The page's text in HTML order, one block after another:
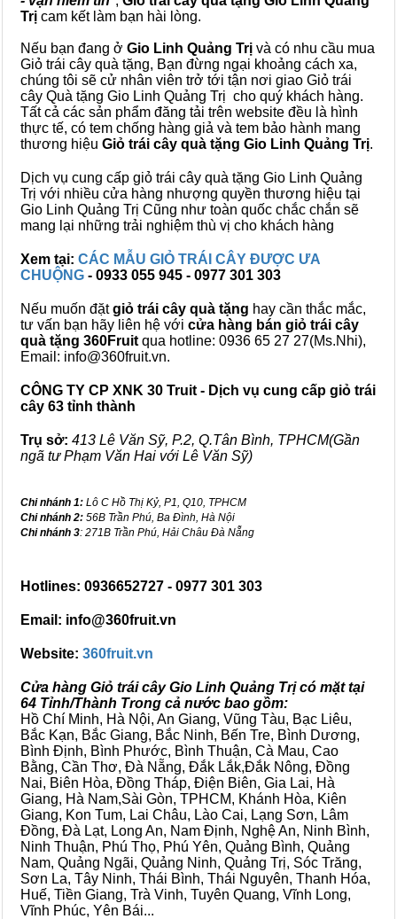
Trị cam kết làm bạn hài lòng.
Nếu bạn đang ở Gio Linh Quảng Trị và có nhu cầu mua
Giỏ trái cây quà tặng, Bạn đừng ngại khoảng cách xa,
chúng tôi sẽ cử nhân viên trở tới tận nơi giao Giỏ trái
cây Quà tặng Gio Linh Quảng Trị cho quý khách hàng.
Tất cả các sản phẩm đăng tải trên website đều là hình
thực tế, có tem chống hàng giả và tem bảo hành mang
thương hiệu Giỏ trái cây quà tặng Gio Linh Quảng Trị.
Dịch vụ cung cấp giỏ trái cây quà tặng Gio Linh Quảng
Trị với nhiều cửa hàng nhượng quyền thương hiệu tại
Gio Linh Quảng Trị Cũng như toàn quốc chắc chắn sẽ
mang lại những trải nghiệm thù vị cho khách hàng
Xem tại: CÁC MẪU GIỎ TRÁI CÂY ĐƯỢC ƯA
CHUỘNG - 0933 055 945 - 0977 301 303
Nếu muốn đặtgiỏ trái cây quà tặng hay cần thắc mắc,
tư vấn bạn hãy liên hệ với cửa hàng bán giỏ trái cây
quà tặng 360Fruit qua hotline: 0936 65 27 27(Ms.Nhi),
Email: info@360fruit.vn.
CÔNG TY CP XNK 30 Truit - Dịch vụ cung cấp giỏ trái
cây 63 tỉnh thành
Trụ sở: 413 Lê Văn Sỹ, P.2, Q.Tân Bình, TPHCM(Gần
ngã tư Phạm Văn Hai với Lê Văn Sỹ)
Chi nhánh 1: Lô C Hồ Thị Kỷ, P1, Q10, TPHCM
Chi nhánh 2: 56B Trần Phú, Ba Đình, Hà Nội
Chi nhánh 3: 271B Trần Phú, Hải Châu Đà Nẵng
Hotlines: 0936652727 - 0977 301 303
Email: info@360fruit.vn
Website: 360fruit.vn
Cửa hàng Giỏ trái cây Gio Linh Quảng Trị có mặt tại
64 Tỉnh/Thành Trong cả nước bao gồm:
Hồ Chí Minh, Hà Nội, An Giang, Vũng Tàu, Bạc Liêu,
Bắc Kạn, Bắc Giang, Bắc Ninh, Bến Tre, Bình Dương,
Bình Định, Bình Phước, Bình Thuận, Cà Mau, Cao
Bằng, Cần Thơ, Đà Nẵng, Đắk Lắk,Đắk Nông, Đồng
Nai, Biên Hòa, Đồng Tháp, Điện Biên, Gia Lai, Hà
Giang, Hà Nam,Sài Gòn, TPHCM, Khánh Hòa, Kiên
Giang, Kon Tum, Lai Châu, Lào Cai, Lạng Sơn, Lâm
Đồng, Đà Lạt, Long An, Nam Định, Nghệ An, Ninh Bình,
Ninh Thuận, Phú Thọ, Phú Yên, Quảng Bình, Quảng
Nam, Quảng Ngãi, Quảng Ninh, Quảng Trị, Sóc Trăng,
Sơn La, Tây Ninh, Thái Bình, Thái Nguyên, Thanh Hóa,
Huế, Tiền Giang, Trà Vinh, Tuyên Quang, Vĩnh Long,
Vĩnh Phúc, Yên Bái...